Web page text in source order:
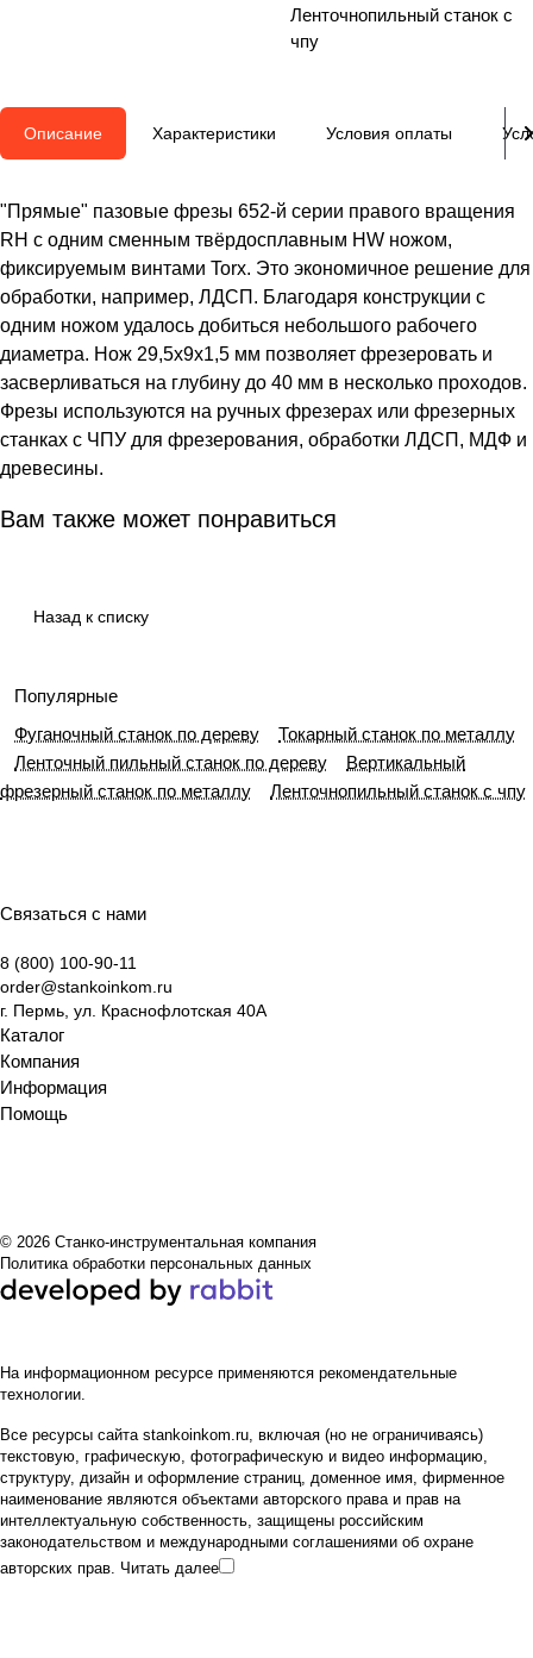
Ленточнопильный станок с
чпу
Описание Характеристики Условия оплаты
"Прямые" пазовые фрезы 652-й серии правого вращения
RH с одним сменным твёрдосплавным HW ножом,
фиксируемым винтами Torx. Это экономичное решение для
обработки, например, ЛДСП. Благодаря конструкции с
одним ножом удалось добиться небольшого рабочего
диаметра. Нож 29,5x9x1,5 мм позволяет фрезеровать и
засверливаться на глубину до 40 мм в несколько проходов.
Фрезы используются на ручных фрезерах или фрезерных
станках с ЧПУ для фрезерования, обработки ЛДСП, МДФ и
древесины.
Вам также может понравиться
Назад к списку
Популярные
Фуганочный станок по дереву
Токарный станок по металлу
Ленточный пильный станок по дереву
Вертикальный
фрезерный станок по металлу
Ленточнопильный станок с чпу
Связаться с нами
8 (800) 100-90-11
order@stankoinkom.ru
г. Пермь, ул. Краснофлотская 40А
Каталог
Компания
Информация
Помощь
© 2026 Станко-инструментальная компания
Политика обработки персональных данных
На информационном ресурсе применяются рекомендательные
технологии.
Все ресурсы сайта stankoinkom.ru, включая (но не ограничиваясь)
текстовую, графическую, фотографическую и видео информацию,
структуру, дизайн и оформление страниц, доменное имя, фирменное
наименование являются объектами авторского права и прав на
интеллектуальную собственность, защищены российским
законодательством и международными соглашениями об охране
авторских прав. Читать далее